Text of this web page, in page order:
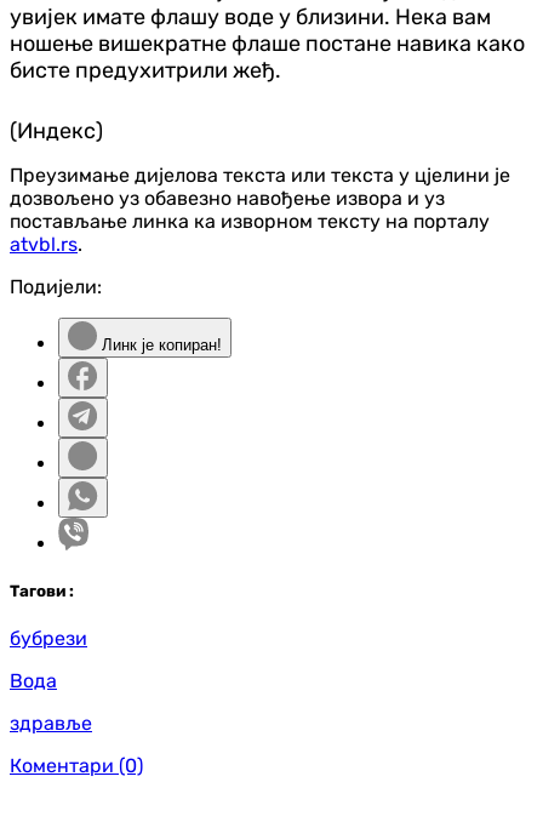
увијек имате флашу воде у близини. Нека вам
ношење вишекратне флаше постане навика како
бисте предухитрили жеђ.
(Индекс)
Преузимање дијелова текста или текста у цјелини је
дозвољено уз обавезно навођење извора и уз
постављање линка ка изворном тексту на порталу
atvbl.rs.
Подијели:
Линк је копиран!
Тагови :
бубрези
Вода
здравље
Коментари (0)